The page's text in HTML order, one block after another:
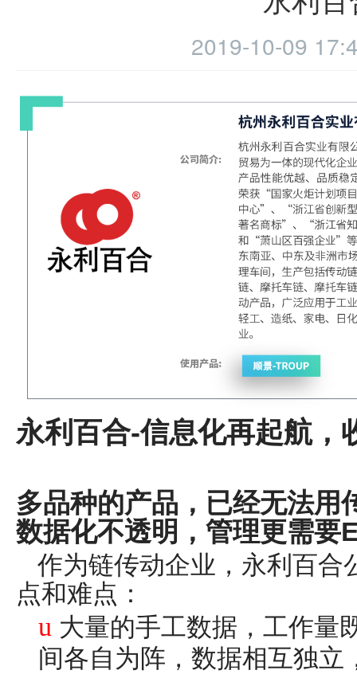
2019-10-09
永利百合-信息化再起航，
多品种的产品，已经无法用
数据化不透明，管理更需要
作为链传动企业，永利百合
点和难点：
u 大量的手工数据，工作量
间各自为阵，数据相互独立